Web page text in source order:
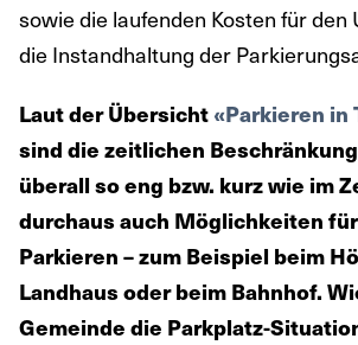
sowie die laufenden Kosten für den
die Instandhaltung der
Laut der Übersicht «Parkieren in
sind die zeitlichen
überall so eng bzw. kurz wie im
durchaus auch Möglichkeiten
Parkieren – zum Beispiel beim
Landhaus oder beim Bahnhof.
Gemeinde die Parkplatz-